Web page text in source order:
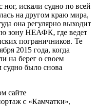
искали судно по всей
на другом краю мира,
она регулярно выходит
зону НЕАФК, где ведет
пограничников. Те
2015 года, когда
на берег о своем
было снова
сайте
с «Камчатки»,